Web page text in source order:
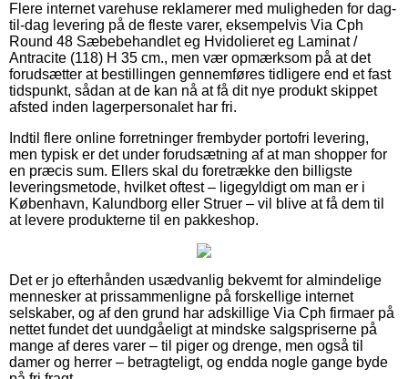
Flere internet varehuse reklamerer med muligheden for dag-
til-dag levering på de fleste varer, eksempelvis Via Cph
Round 48 Sæbebehandlet eg Hvidolieret eg Laminat /
Antracite (118) H 35 cm., men vær opmærksom på at det
forudsætter at bestillingen gennemføres tidligere end et fast
tidspunkt, sådan at de kan nå at få dit nye produkt skippet
afsted inden lagerpersonalet har fri.
Indtil flere online forretninger frembyder portofri levering,
men typisk er det under forudsætning af at man shopper for
en præcis sum. Ellers skal du foretrække den billigste
leveringsmetode, hvilket oftest – ligegyldigt om man er i
København, Kalundborg eller Struer – vil blive at få dem til
at levere produkterne til en pakkeshop.
Det er jo efterhånden usædvanlig bekvemt for almindelige
mennesker at prissammenligne på forskellige internet
selskaber, og af den grund har adskillige Via Cph firmaer på
nettet fundet det uundgåeligt at mindske salgspriserne på
mange af deres varer – til piger og drenge, men også til
damer og herrer – betragteligt, og endda nogle gange byde